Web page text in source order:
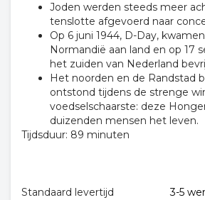
Joden werden steeds meer
tenslotte afgevoerd naar
Op 6 juni 1944, D-Day,
Normandië aan land en op 17
het zuiden van Nederland
Het noorden en de Randstad
ontstond tijdens de strenge
voedselschaarste: deze
duizenden mensen het leven.
Tijdsduur: 89 minuten
Standaard levertijd
3-5